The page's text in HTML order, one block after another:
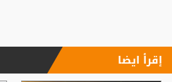
إقرأ ايضا